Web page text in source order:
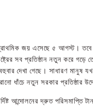
জয় এসেছে ৫ আগস্ট।
সব প্রতিষ্ঠান নতুন করে
দেখা গেছে। সাধারণ মানুষ
ধাঁচে নতুন সরকার প্রতিষ্ঠার
আন্দোলনের দ্রুত পরিসমাপ্তি